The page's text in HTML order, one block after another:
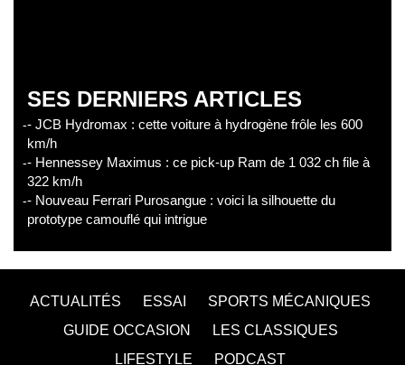
SES DERNIERS ARTICLES
- JCB Hydromax : cette voiture à hydrogène frôle les 600
km/h
- Hennessey Maximus : ce pick-up Ram de 1 032 ch file à
322 km/h
- Nouveau Ferrari Purosangue : voici la silhouette du
prototype camouflé qui intrigue
ACTUALITÉS ESSAI
SPORTS MÉCANIQUES
GUIDE OCCASION
LES CLASSIQUES
LIFESTYLE
PODCAST